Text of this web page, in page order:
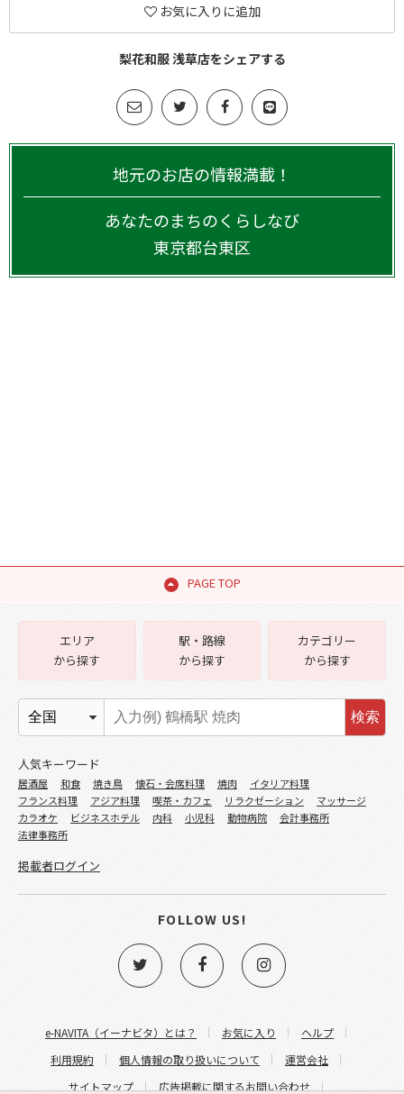
お気に入りに追加
梨花和服 浅草店をシェアする
地元のお店の情報満載！
あなたのまちのくらしなび
東京都台東区
PAGE TOP
e-NAVITA（イーナビタ）とは？ お気に入り
ヘルプ
利用規約
個人情報の取り扱いについて
運営会社
サイトマップ
広告掲載に関するお問い合わせ
エリア
から探す
駅・路線
から探す
カテゴリー
から探す
検索
人気キーワード
居酒屋 和食 焼き鳥 懐石・会席料理 焼肉
イタリア料理
フランス料理
アジア料理 喫茶・カフェ リラクゼーション
マッサージ
カラオケ
ビジネスホテル 内科 小児科 動物病院
会計事務所
法律事務所
掲載者ログイン
FOLLOW US!